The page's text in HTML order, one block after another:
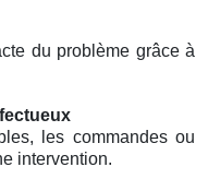
du problème grâce à
les commandes ou
intervention.